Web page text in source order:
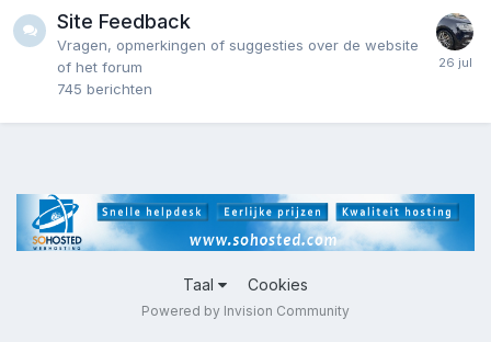
Site Feedback
Vragen, opmerkingen of suggesties over de website
of het forum
745 berichten
Taal Cookies
Powered by Invision Community